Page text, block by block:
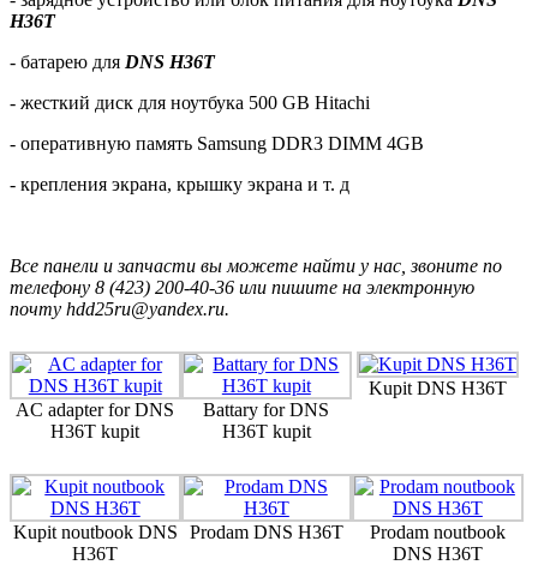
H36T
- батарею для DNS H36T
- жесткий диск для ноутбука 500 GB Hitachi
- оперативную память Samsung DDR3 DIMM 4GB
- крепления экрана, крышку экрана и т. д
Все панели и запчасти вы можете найти у нас, звоните по
телефону 8 (423) 200-40-36 или пишите на электронную
почту hdd25ru@yandex.ru.
AC adapter for DNS
H36T kupit
Battary for DNS
H36T kupit
Kupit DNS H36T
Kupit noutbook DNS
H36T
Prodam DNS H36T
Prodam noutbook
DNS H36T